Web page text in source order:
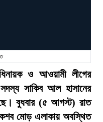
ও আওয়ামী লীগের
সাকিব আল হাসানের
বুধবার (৫ আগস্ট) রাত
মোড় এলাকায় অবস্থিত